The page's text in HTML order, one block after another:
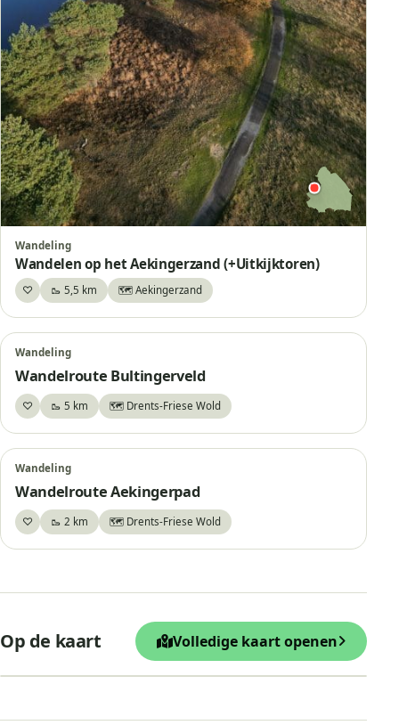
Wandeling
Wandelen op het Aekingerzand (+Uitkijktoren)
♡Bewaar🥾 5,5 km 🗺️ Aekingerzand
Wandeling
Wandelroute Bultingerveld
♡Bewaar🥾 5 km 🗺️ Drents-Friese Wold
Wandeling
Wandelroute Aekingerpad
♡Bewaar🥾 2 km 🗺️ Drents-Friese Wold
Op de kaart Volledige kaart openen
Parkeren bij Aekingerzand (dichtbij
−